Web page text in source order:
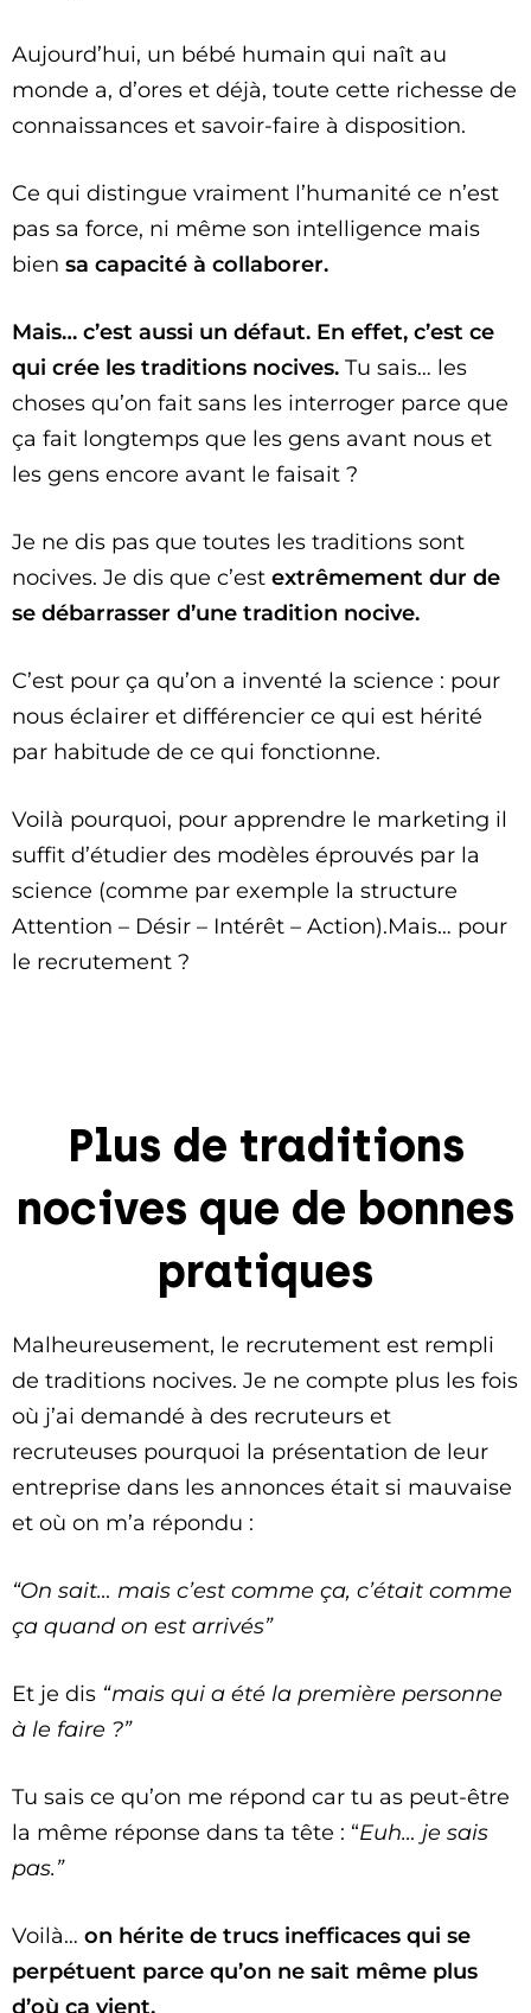
Aujourd’hui, un bébé humain qui naît au
monde a, d’ores et déjà, toute cette richesse de
connaissances et savoir-faire à disposition.
Ce qui distingue vraiment l’humanité ce n’est
pas sa force, ni même son intelligence mais
bien sa capacité à collaborer.
Mais… c’est aussi un défaut. En effet, c’est ce
qui crée les traditions nocives. Tu sais… les
choses qu’on fait sans les interroger parce que
ça fait longtemps que les gens avant nous et
les gens encore avant le faisait ?
Je ne dis pas que toutes les traditions sont
nocives. Je dis que c’est extrêmement dur de
se débarrasser d’une tradition nocive.
C’est pour ça qu’on a inventé la science : pour
nous éclairer et différencier ce qui est hérité
par habitude de ce qui fonctionne.
Voilà pourquoi, pour apprendre le marketing il
suffit d’étudier des modèles éprouvés par la
science (comme par exemple la structure
Attention – Désir – Intérêt – Action).Mais… pour
le recrutement ?
Plus de traditions
nocives que de bonnes
pratiques
Malheureusement, le recrutement est rempli
de traditions nocives. Je ne compte plus les fois
où j’ai demandé à des recruteurs et
recruteuses pourquoi la présentation de leur
entreprise dans les annonces était si mauvaise
et où on m’a répondu :
“On sait… mais c’est comme ça, c’était comme
ça quand on est arrivés”
Et je dis “mais qui a été la première personne
à le faire ?”
Tu sais ce qu’on me répond car tu as peut-être
la même réponse dans ta tête : “Euh… je sais
pas.”
Voilà… on hérite de trucs inefficaces qui se
perpétuent parce qu’on ne sait même plus
d’où ça vient.